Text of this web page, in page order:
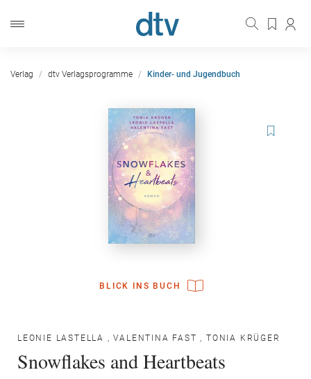
Verlag dtv Verlagsprogramme Kinder- und Jugendbuch
BLICK INS BUCH
LEONIE LASTELLA ,VALENTINA FAST ,TONIA KRÜGER
Snowflakes and Heartbeats